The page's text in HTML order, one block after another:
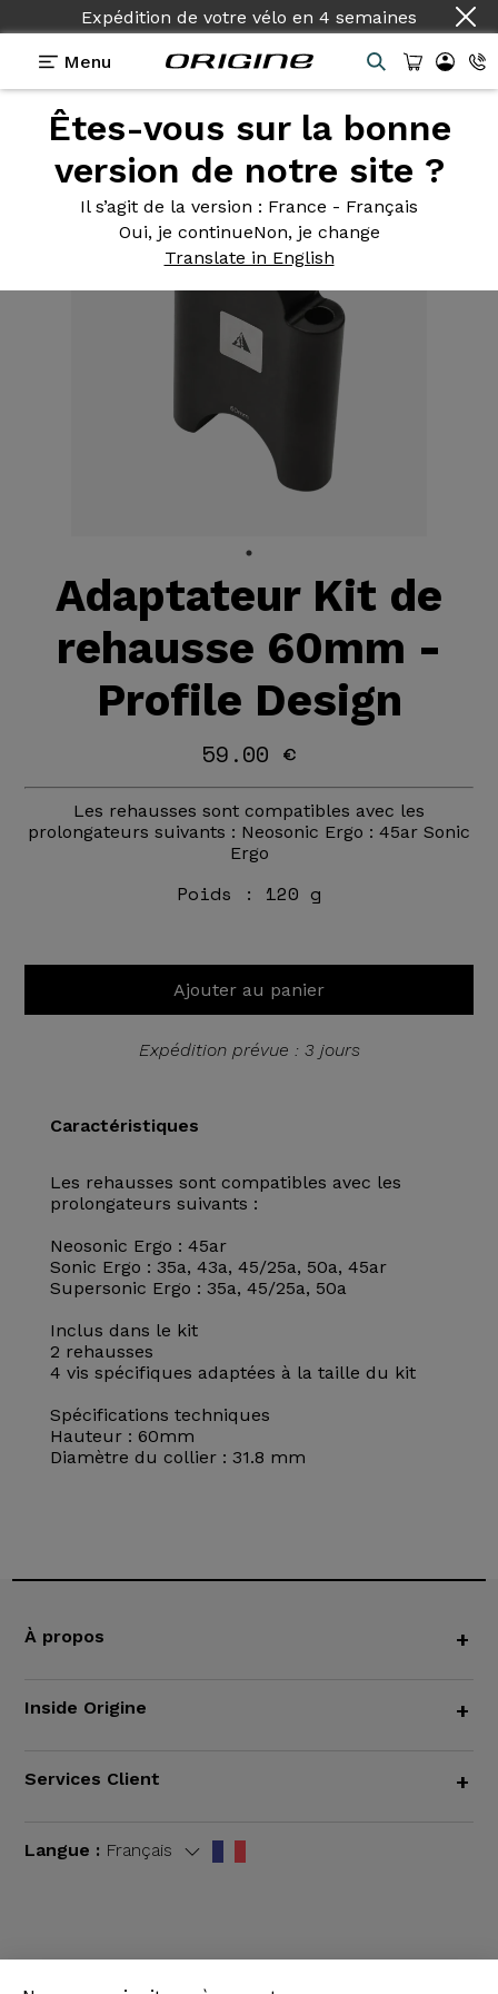
Expédition de votre vélo en 4 semaines
Menu
Êtes-vous sur la bonne
version de notre site ?
Il s’agit de la version : France - Français
Oui, je continueNon, je change
Translate in English
Equipements>Adaptateur>Kit de rehausse
Adaptateur Kit de
rehausse 60mm -
Profile Design
59.00 €
Les rehausses sont compatibles avec les
prolongateurs suivants : Neosonic Ergo : 45ar Sonic
Ergo
Poids : 120 g
Ajouter au panier
Expédition prévue : 3 jours
Caractéristiques
Les rehausses sont compatibles avec les
prolongateurs suivants :
Neosonic Ergo : 45ar
Sonic Ergo : 35a, 43a, 45/25a, 50a, 45ar
Supersonic Ergo : 35a, 45/25a, 50a
Inclus dans le kit
2 rehausses
4 vis spécifiques adaptées à la taille du kit
Spécifications techniques
Hauteur : 60mm
Diamètre du collier : 31.8 mm
À propos +
Inside Origine +
Services Client +
Langue : Français